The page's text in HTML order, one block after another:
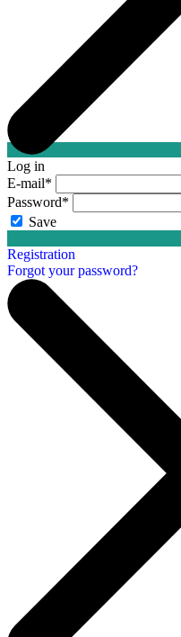
Log in
E-mail*
Password*
Save
Registration
Forgot your password?